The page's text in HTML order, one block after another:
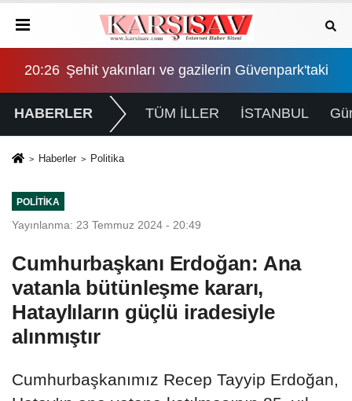
eylemi 27'nci gününde: "Biz sadaka değil,
02:10 "Çerçeve yasa" Adalet Komisyonu'nda:
HABERLER TÜM İLLER İSTANBUL
Haberler Politika
POLITIKA
Yayınlanma: 23 Temmuz 2024 - 20:49
Cumhurbaşkanı Erdoğan: Ana
vatanla bütünleşme kararı,
Hataylıların güçlü iradesiyle
alınmıştır
Cumhurbaşkanımız Recep Tayyip Erdoğan,